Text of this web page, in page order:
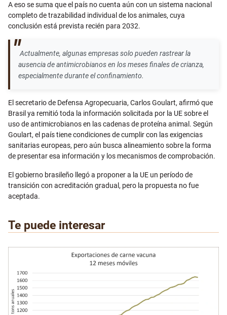
A eso se suma que el país no cuenta aún con un sistema nacional
completo de trazabilidad individual de los animales, cuya
conclusión está prevista recién para 2032.
Actualmente, algunas empresas solo pueden rastrear la
ausencia de antimicrobianos en los meses finales de crianza,
especialmente durante el confinamiento.
El secretario de Defensa Agropecuaria, Carlos Goulart, afirmó que
Brasil ya remitió toda la información solicitada por la UE sobre el
uso de antimicrobianos en las cadenas de proteína animal. Según
Goulart, el país tiene condiciones de cumplir con las exigencias
sanitarias europeas, pero aún busca alineamiento sobre la forma
de presentar esa información y los mecanismos de comprobación.
El gobierno brasileño llegó a proponer a la UE un período de
transición con acreditación gradual, pero la propuesta no fue
aceptada.
Te puede interesar